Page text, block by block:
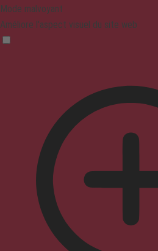
Mode malvoyant
Améliore l'aspect visuel du site web